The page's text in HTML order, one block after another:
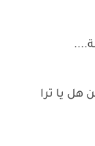
هل يا ترا